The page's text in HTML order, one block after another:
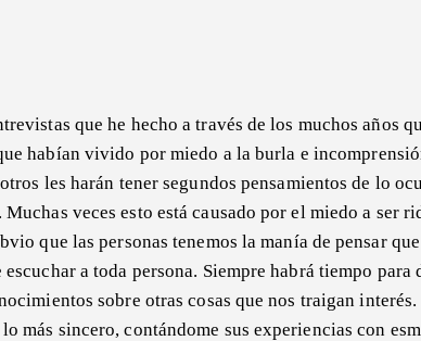
que he hecho a través de los muchos años
habían vivido por miedo a la burla e
les harán tener segundos pensamientos de lo
veces esto está causado por el miedo a
que las personas tenemos la manía de pensar
a toda persona. Siempre habrá tiempo
sobre otras cosas que nos traigan interés.
más sincero, contándome sus experiencias con